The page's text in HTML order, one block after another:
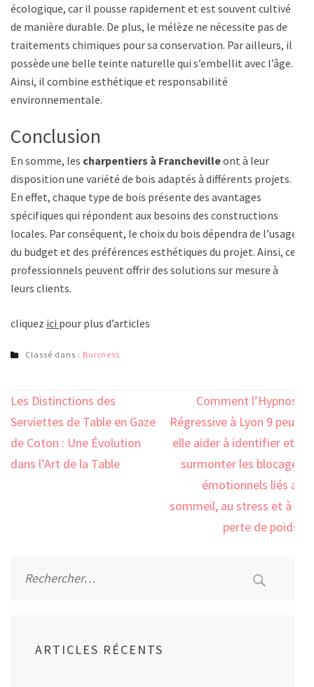
écologique, car il pousse rapidement et est souvent cultivé
de manière durable. De plus, le mélèze ne nécessite pas de
traitements chimiques pour sa conservation. Par ailleurs, il
possède une belle teinte naturelle qui s’embellit avec l’âge.
Ainsi, il combine esthétique et responsabilité
environnementale.
Conclusion
En somme, les charpentiers à Franchevilleont à leur
disposition une variété de bois adaptés à différents projets.
En effet, chaque type de bois présente des avantages
spécifiques qui répondent aux besoins des constructions
locales. Par conséquent, le choix du bois dépendra de l’usage,
du budget et des préférences esthétiques du projet. Ainsi, ces
professionnels peuvent offrir des solutions sur mesure à
leurs clients.
cliquez ici pour plus d’articles
Classé dans : Buisness
Navigation
de
l’article
Les Distinctions des
Serviettes de Table en Gaze
de Coton : Une Évolution
dans l’Art de la Table
Comment l’Hypnose
Régressive à Lyon 9 peut-
elle aider à identifier et à
surmonter les blocages
émotionnels liés au
sommeil, au stress et à la
perte de poids?
ARTICLES RÉCENTS